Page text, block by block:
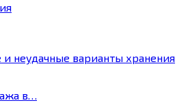
неудачные варианты хранения
в…